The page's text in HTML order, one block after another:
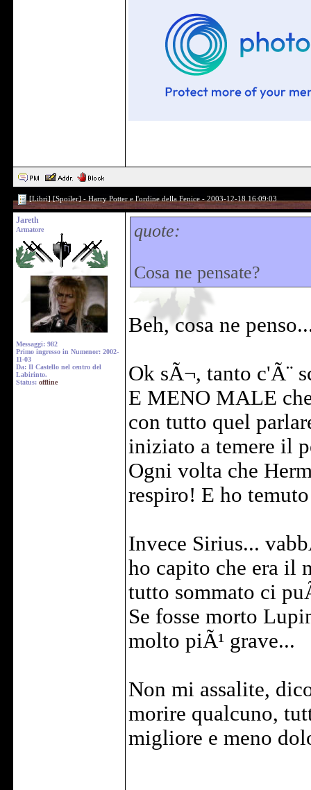
[Libri] [Spoiler] - Harry Potter e l'ordine della Fenice - 2003-12-18 16:09:03
Jareth
Armatore
Messaggi: 982
Primo ingresso in Numenor: 2002-
11-03
Da: Il Castello nel centro del
Labirinto.
Status: offline
quote:
Cosa ne pensate?
Beh, cosa ne
Ok sÃ¬, tanto c'Ã¨
E MENO MALE
con tutto quel
iniziato a temere il
Ogni volta che
respiro! E ho
Invece Sirius...
ho capito che era il
tutto sommato ci
Se fosse morto
molto piÃ¹ grave...
Non mi assalite,
morire qualcuno,
migliore e meno